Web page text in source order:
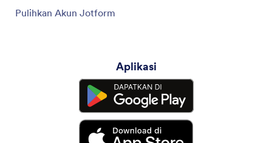
Pulihkan Akun Jotform
Aplikasi